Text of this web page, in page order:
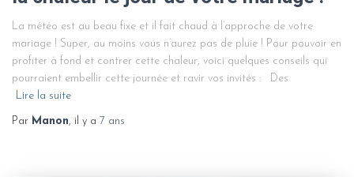
La météo est au beau fixe et il fait chaud à l’approche de votre
mariage ! Super, au moins vous n’aurez pas de pluie ! Pour pouvoir en
profiter à fond et contrer cette chaleur, voici quelques conseils qui
pourraient embellir cette journée et ravir vos invités : Des
Lire la suite
Par Manon, il y a 7 ans